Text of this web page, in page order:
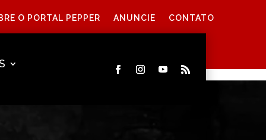
O PORTAL PEPPER ANUNCIE CONTATO